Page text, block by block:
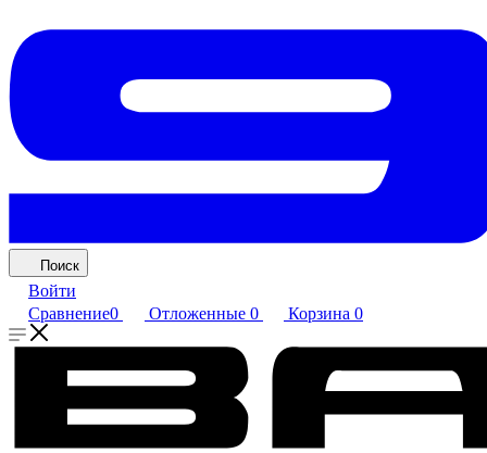
Поиск
Войти
Сравнение0 Отложенные 0 Корзина 0